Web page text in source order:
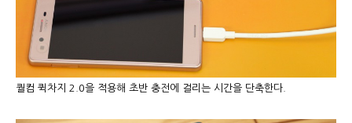
퀄컴 퀵차지 2.0을 적용해 초반 충전에 걸리는 시간을 단축한다.